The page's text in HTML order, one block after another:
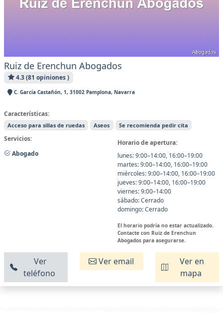
Ruiz de Erenchun Abogados
4.3 (81 opiniones )
C. García Castañón, 1, 31002 Pamplona, Navarra
Características:
Acceso para sillas de ruedas Aseos Se recomienda pedir cita
Servicios:
Abogado
Horario de apertura:
lunes: 9:00–14:00, 16:00–19:00
martes: 9:00–14:00, 16:00–19:00
miércoles: 9:00–14:00, 16:00–19:00
jueves: 9:00–14:00, 16:00–19:00
viernes: 9:00–14:00
sábado: Cerrado
domingo: Cerrado
El horario podría no estar actualizado.
Contacte con Ruiz de Erenchun
Abogados para asegurarse.
Ver
teléfono
Ver email
Ver en
mapa